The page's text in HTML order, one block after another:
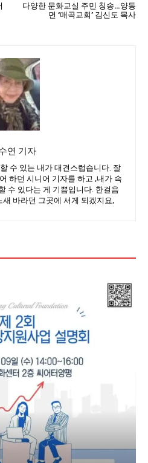
다양한 문화교실 주민 칭송…양동
면 ‘매곡교회’ 김신도 목사
연 기자
수 있는 내가 대견스럽습니다. 잘
하던 시니어 기자를 하고 ,내가 속
수 있다는 게 기쁨입니다. 한걸음
바라던 그곳에 서게 되겠지요,